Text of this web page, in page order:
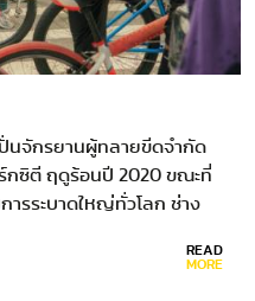
นจักรยานผู้ทลายขีดจำกัด
กซิตี ฤดูร้อนปี 2020 ขณะที่
รระบาดใหญ่ทั่วโลก ช่าง
READ
MORE